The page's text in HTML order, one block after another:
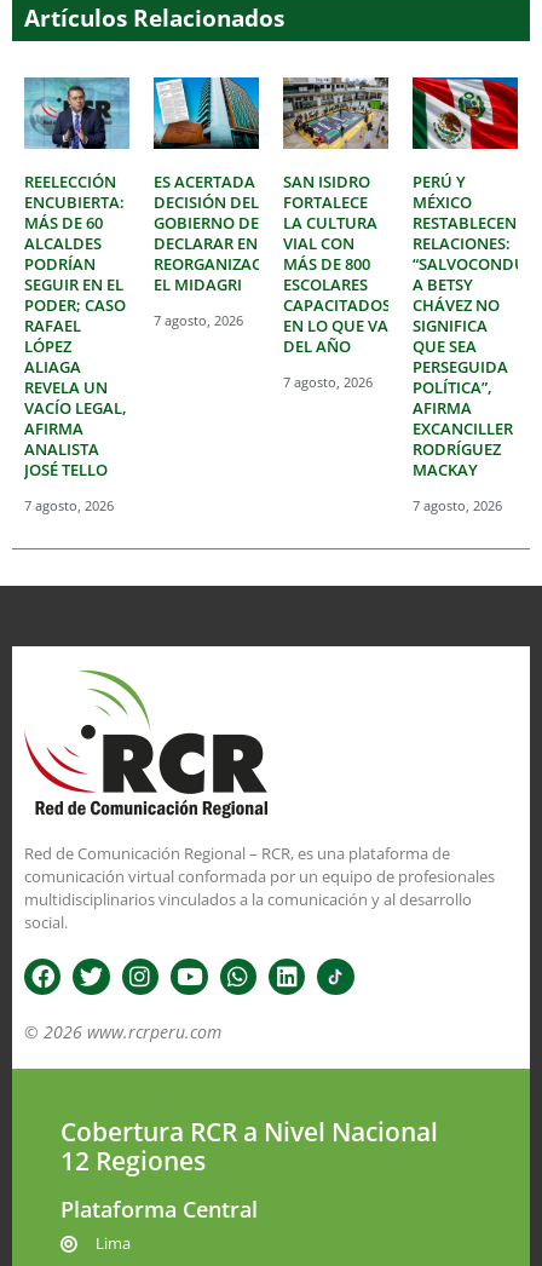
Artículos Relacionados
REELECCIÓN
ENCUBIERTA:
MÁS DE 60
ALCALDES
PODRÍAN
SEGUIR EN EL
PODER; CASO
RAFAEL
LÓPEZ
ALIAGA
REVELA UN
VACÍO LEGAL,
AFIRMA
ANALISTA
JOSÉ TELLO
7 agosto, 2026
ES ACERTADA
DECISIÓN DEL
GOBIERNO DE
DECLARAR EN
REORGANIZACIÓN
EL MIDAGRI
7 agosto, 2026
SAN ISIDRO
FORTALECE
LA CULTURA
VIAL CON
MÁS DE 800
ESCOLARES
CAPACITADOS
EN LO QUE VA
DEL AÑO
7 agosto, 2026
PERÚ Y
MÉXICO
RESTABLECEN
RELACIONES:
A BETSY
CHÁVEZ NO
SIGNIFICA
QUE SEA
PERSEGUIDA
POLÍTICA”,
AFIRMA
EXCANCILLER
RODRÍGUEZ
MACKAY
7 agosto, 2026
Red de Comunicación Regional – RCR, es una plataforma de
comunicación virtual conformada por un equipo de profesionales
multidisciplinarios vinculados a la comunicación y al desarrollo
social.
© 2026 www.rcrperu.com
Cobertura RCR a Nivel Nacional
12 Regiones
Plataforma Central
Lima